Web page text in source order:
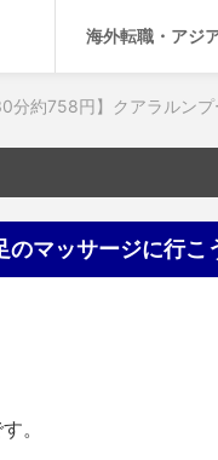
海外転職・アジ
分約758円】クアラルン
マッサージに行こ
。